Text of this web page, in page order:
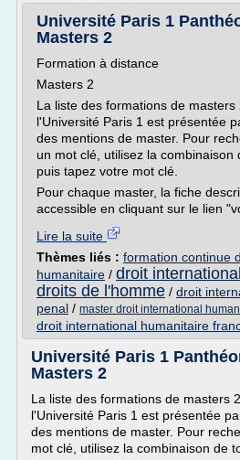
Université Paris 1
Masters 2
Formation à distance
Masters 2
La liste des formations de
l'Université Paris 1 est présentée
des mentions de master. Pour
un mot clé, utilisez la combinaison
puis tapez votre mot clé.
Pour chaque master, la fiche
accessible en cliquant sur le lien
Lire la suite
Thèmes liés : formation continue
humanitaire / droit
droits de l'homme / droit
penal / master droit international
droit international humanitaire
Université Paris 1
Masters 2
La liste des formations de masters
l'Université Paris 1 est présentée
des mentions de master. Pour
mot clé, utilisez la combinaison de